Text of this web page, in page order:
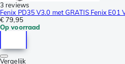
3 reviews
Fenix PD35 V3.0 met GRATIS Fenix
€ 79,95
Op voorraad
Vergelijk